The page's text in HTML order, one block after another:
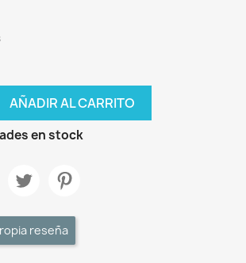
AÑADIR AL CARRITO
en stock
reseña